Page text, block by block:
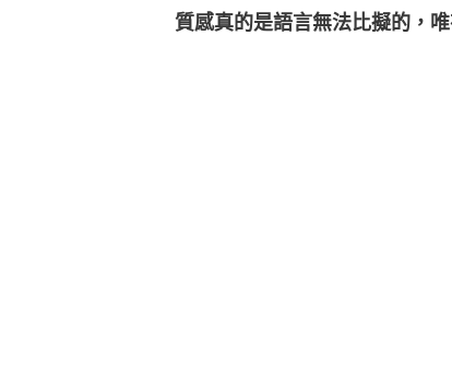
質感真的是語言無法比擬的，